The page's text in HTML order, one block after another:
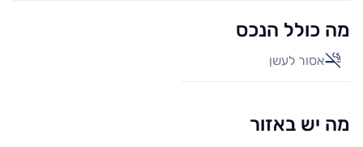
מה כולל הנכס
אסור לעשן
מה יש באזור